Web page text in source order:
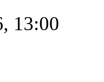
13:00